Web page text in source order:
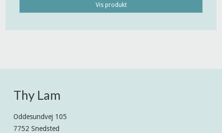
Vis produkt
Thy Lam
Oddesundvej 105
7752 Snedsted